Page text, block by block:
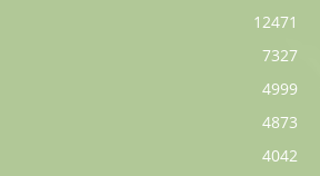
12471
7327
4999
4873
4042